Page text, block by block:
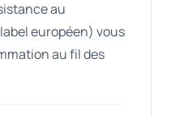
au
européen) vous
au fil des